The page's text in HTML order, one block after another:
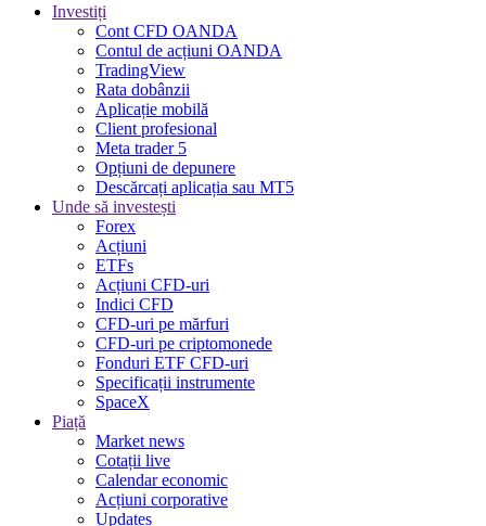
Investiți
Cont CFD OANDA
Contul de acțiuni OANDA
TradingView
Rata dobânzii
Aplicație mobilă
Client profesional
Meta trader 5
Opțiuni de depunere
Descărcați aplicația sau MT5
Unde să investești
Forex
Acțiuni
ETFs
Acțiuni CFD-uri
Indici CFD
CFD-uri pe mărfuri
CFD-uri pe criptomonede
Fonduri ETF CFD-uri
Specificații instrumente
SpaceX
Piață
Market news
Cotații live
Calendar economic
Acțiuni corporative
Updates